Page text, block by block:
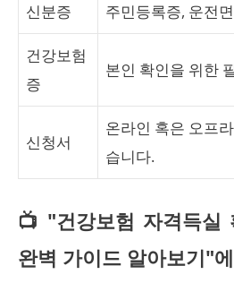
신분증 주민등록증, 운전
건강보험
증
본인 확인을 위한
신청서
온라인 혹은 오프
습니다.
📺 "건강보험 자격득실
완벽 가이드 알아보기"